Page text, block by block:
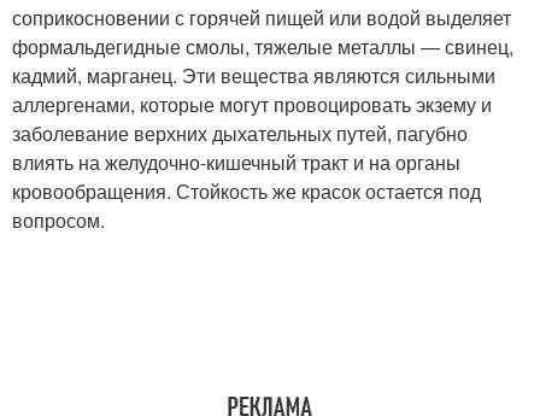
соприкосновении с горячей пищей или водой выделяет
формальдегидные смолы, тяжелые металлы — свинец,
кадмий, марганец. Эти вещества являются сильными
аллергенами, которые могут провоцировать экзему и
заболевание верхних дыхательных путей, пагубно
влиять на желудочно-кишечный тракт и на органы
кровообращения. Стойкость же красок остается под
вопросом.